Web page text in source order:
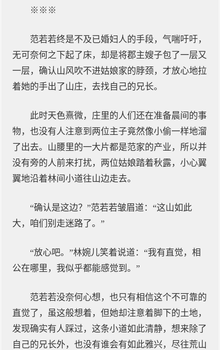
※※※
范若若终是不及已婚妇人的手段，气喘吁吁，
无可奈何之下起了床，却是将郡主嫂子包了一层又
一层，确认山风吹不进姑娘家的脖颈，才放心地拉
着她的手出了山庄，去找自己的兄长。
此时天色熹微，庄里的人们还在准备晨间的事
物，也没有人注意到两位主子竟然像小偷一样地溜
了出去。山腰里的一大片都是范家的产业，所以并
没有旁的人前来打扰，两位姑娘踏着秋露，小心翼
翼地沿着林间小道往山边走去。
“确认是这边？”范若若皱眉道：“这山如此
大，咱们别走迷路了。”
“放心吧。”林婉儿笑着说道：“我有直觉，相
公在哪里，我似乎都能感觉到。”
范若若没奈何心想，也只有相信这个不可靠的
直觉了，虽这般想着，但她却注意着脚下的土地，
发现确实有人踩过，这条小道如此清静，想来除了
自己的兄长外，也没有谁会有如此雅兴，尽往荒山